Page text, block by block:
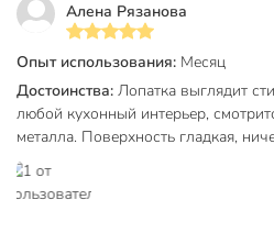
Цвет
Тип
Назначение
Особенности
Алена Рязанова
Опыт использования: Месяц
Достоинства: Лопатка выглядит
любой кухонный интерьер,
металла. Поверхность гладкая,